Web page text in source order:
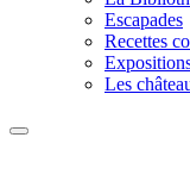
Escapades
Recettes
Les